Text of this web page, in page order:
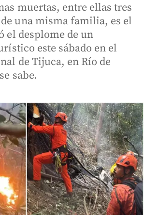
muertas, entre ellas tres
una misma familia, es el
el desplome de un
este sábado en el
de Tijuca, en Río de
sabe.